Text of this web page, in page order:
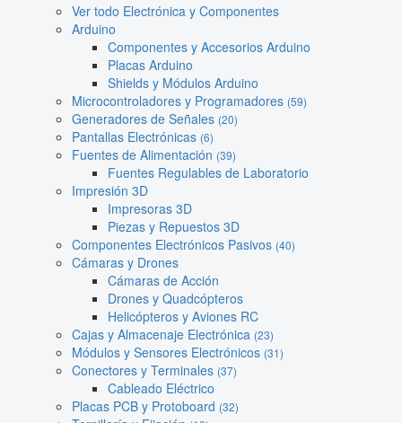
Ver todo Electrónica y Componentes
Arduino
Componentes y Accesorios Arduino
Placas Arduino
Shields y Módulos Arduino
Microcontroladores y Programadores (59)
Generadores de Señales (20)
Pantallas Electrónicas (6)
Fuentes de Alimentación (39)
Fuentes Regulables de Laboratorio
Impresión 3D
Impresoras 3D
Piezas y Repuestos 3D
Componentes Electrónicos Pasivos (40)
Cámaras y Drones
Cámaras de Acción
Drones y Quadcópteros
Helicópteros y Aviones RC
Cajas y Almacenaje Electrónica (23)
Módulos y Sensores Electrónicos (31)
Conectores y Terminales (37)
Cableado Eléctrico
Placas PCB y Protoboard (32)